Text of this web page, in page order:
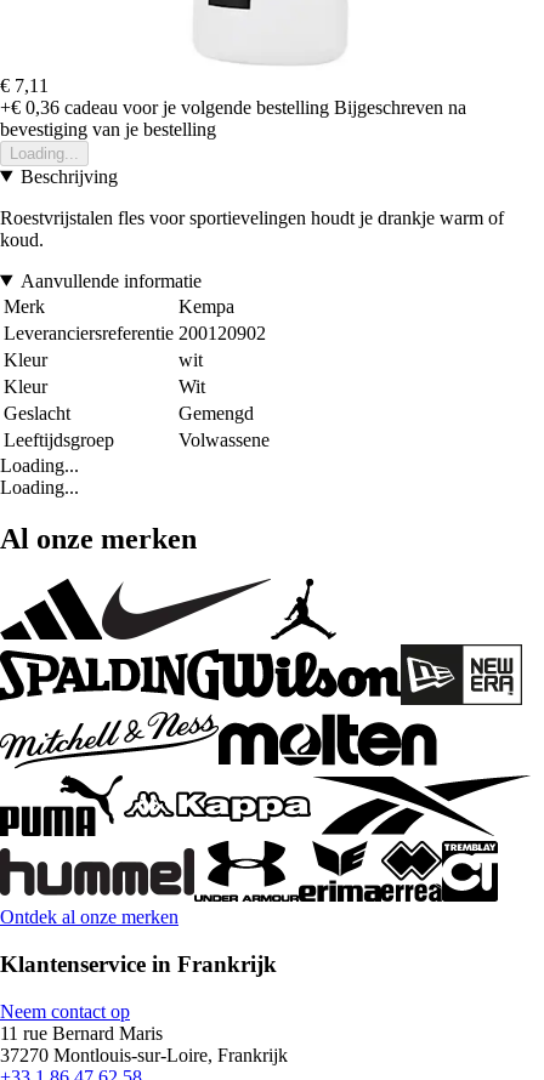
€ 7,11
+€ 0,36 cadeau voor je volgende bestelling Bijgeschreven na
bevestiging van je bestelling
Loading...
Beschrijving
Roestvrijstalen fles voor sportievelingen houdt je drankje warm of
koud.
Aanvullende informatie
Merk
Kempa
Leveranciersreferentie 200120902
Kleur
wit
Kleur
Wit
Geslacht
Gemengd
Leeftijdsgroep
Volwassene
Loading...
Loading...
Al onze merken
Ontdek al onze merken
Klantenservice in Frankrijk
Neem contact op
11 rue Bernard Maris
37270 Montlouis-sur-Loire, Frankrijk